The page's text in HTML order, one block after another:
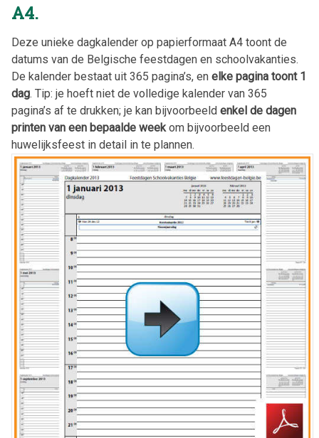
A4.
Deze unieke dagkalender op papierformaat A4 toont de
datums van de Belgische feestdagen en schoolvakanties.
De kalender bestaat uit 365 pagina’s, en elke pagina toont 1
dag. Tip: je hoeft niet de volledige kalender van 365
pagina’s af te drukken; je kan bijvoorbeeld enkel de dagen
printen van een bepaalde weekom bijvoorbeeld een
huwelijksfeest in detail in te plannen.